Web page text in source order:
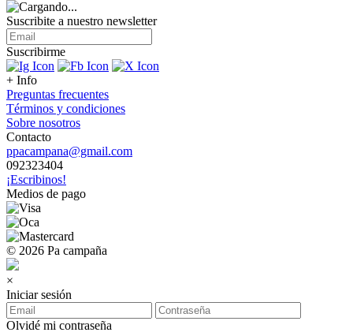
Suscribite a nuestro newsletter
Suscribirme
+ Info
Preguntas frecuentes
Términos y condiciones
Sobre nosotros
Contacto
ppacampana@gmail.com
092323404
¡Escribinos!
Medios de pago
© 2026 Pa campaña
×
Iniciar sesión
Olvidé mi contraseña